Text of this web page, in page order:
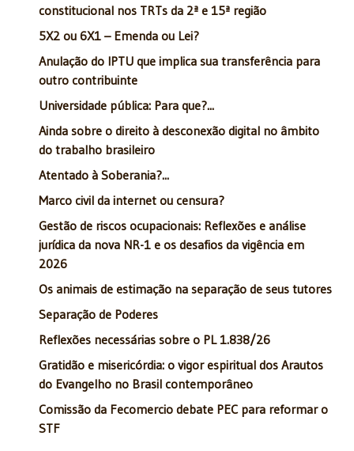
constitucional nos TRTs da 2ª e 15ª região
5X2 ou 6X1 – Emenda ou Lei?
Anulação do IPTU que implica sua transferência para
outro contribuinte
Universidade pública: Para que?...
Ainda sobre o direito à desconexão digital no âmbito
do trabalho brasileiro
Atentado à Soberania?...
Marco civil da internet ou censura?
Gestão de riscos ocupacionais: Reflexões e análise
jurídica da nova NR-1 e os desafios da vigência em
2026
Os animais de estimação na separação de seus tutores
Separação de Poderes
Reflexões necessárias sobre o PL 1.838/26
Gratidão e misericórdia: o vigor espiritual dos Arautos
do Evangelho no Brasil contemporâneo
Comissão da Fecomercio debate PEC para reformar o
STF